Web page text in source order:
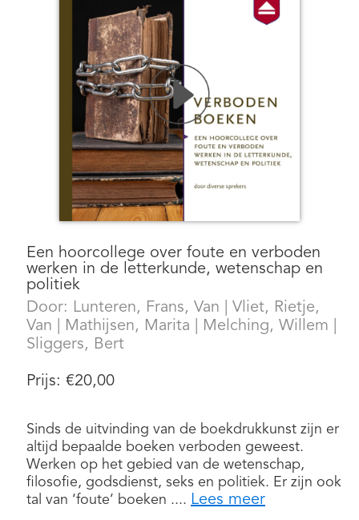
Een hoorcollege over foute en verboden
werken in de letterkunde, wetenschap en
politiek
Door: Lunteren, Frans, Van
Vliet, Rietje,
Van
Mathijsen, Marita Melching, Willem
Sliggers, Bert
Prijs: €20,00
Sinds de uitvinding van de boekdrukkunst zijn er
altijd bepaalde boeken verboden geweest.
Werken op het gebied van de wetenschap,
filosofie, godsdienst, seks en politiek. Er zijn ook
tal van ‘foute’ boeken .... Lees meer